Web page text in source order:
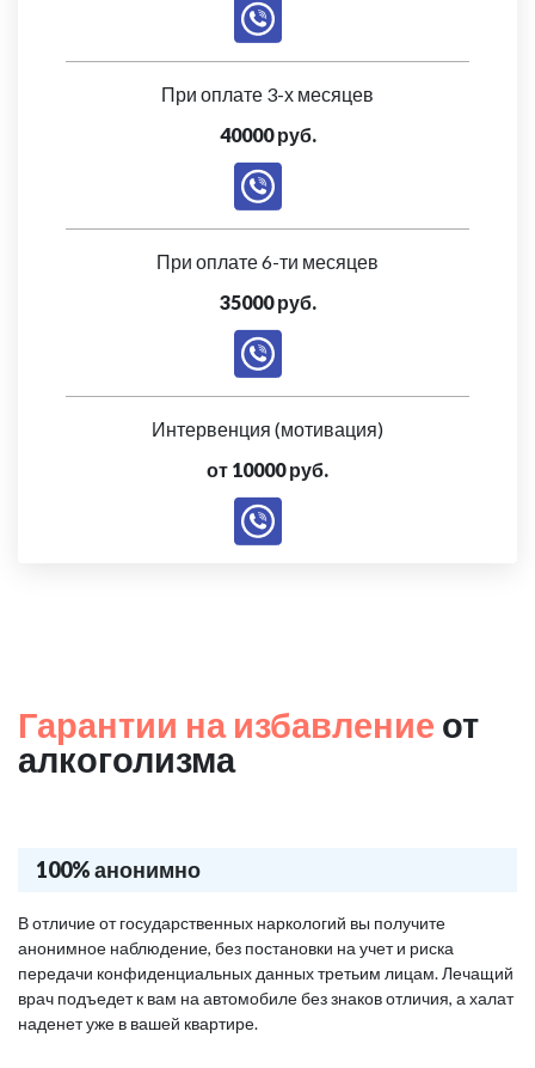
При оплате 3-х месяцев
40000 руб.
При оплате 6-ти месяцев
35000 руб.
Интервенция (мотивация)
от 10000 руб.
Гарантии на избавление от
алкоголизма
100% анонимно
В отличие от государственных наркологий вы получите
анонимное наблюдение, без постановки на учет и риска
передачи конфиденциальных данных третьим лицам. Лечащий
врач подъедет к вам на автомобиле без знаков отличия, а халат
наденет уже в вашей квартире.